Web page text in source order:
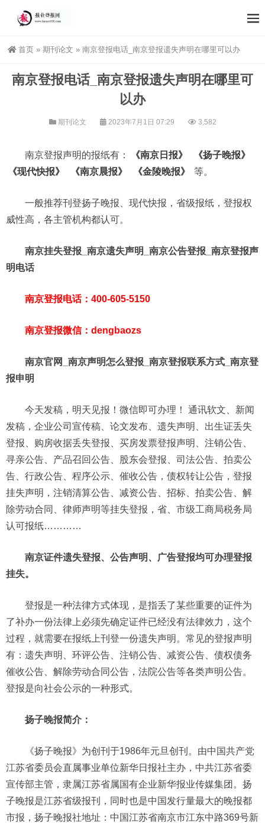
首页 » 期刊论文 » 南京登报电话_南京登报遗失声明在哪里可以办
南京登报电话_南京登报遗失声明在哪里可
以办
期刊论文 2023年7月1日 07:29 3,582
南京登报声明的报纸有： 《南京日报》
《扬子晚报》
《现代快报》
《南京晨报》 《金陵晚报》 等。
一般推荐刊登扬子晚报、现代快报，省级报纸，登报权
威性高，各主管机构都认可。
南京挂失登报_南京遗失声明_南京公告登报_南京登报声
明电话
南京登报电话：400-605-5150
南京登报微信：dengbaozs
南京官网_南京声明怎么登报_南京登报联系方式_南京登
报申明
今天发稿，明天见报！微信即可办理！ 通讯软文、新闻
发稿，企业公司宣传稿、论文发布、遗失声明、出生证丢失
登报、购房收据丢失登报、买房发票登报声明、注销公告、
寻亲公告、产品召回公告、股东会登报、司法公告、拍卖公
告、行政公告、程序公示、催收公告，债权转让公告，登报
挂失声明，注销清算公告、减资公告、招标、拍卖公告、解
除劳动合同、律师声明等挂失登报，省、市级工商局税务局
认可报纸…………
南京证件遗失登报、公告声明、广告登报均可办理登报
挂失。
登报是一种法律方式体现，是指丢了某些重要的证件为
了补办一份法律上必须先确定证件已经没有法律效力，这个
过程，就需要在报纸上刊登一份遗失声明。常见的登报声明
有：遗失声明、环评公告、注销公告、减资公告、债权债务
催收公告、解除劳动合同公告，法院公告等各类声明公告。
登报是向社会公示的一种形式。
扬子晚报简介：
《扬子晚报》为创刊于1986年元旦创刊。由中国共产党
江苏省委员会直属事业单位新华日报社主办，中共江苏省委
宣传部主管，隶属江苏省属国有企业新华报业传媒集团。扬
子晚报是江苏省级报刊，同时也是中国发行量最大的晚报都
市报，扬子晚报社地址：中国江苏省南京市江东中路369号新